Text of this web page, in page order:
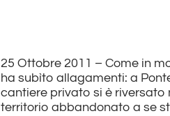
25 Ottobre 2011 – Come in
ha subìto allagamenti: a
cantiere privato si è riversato
territorio abbandonato a se